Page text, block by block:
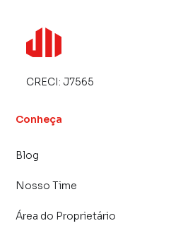
2 banheiros
próximo a comércios, escolas e
CRECI: J7565
Conheça
Blog
Nosso Time
Área do Proprietário